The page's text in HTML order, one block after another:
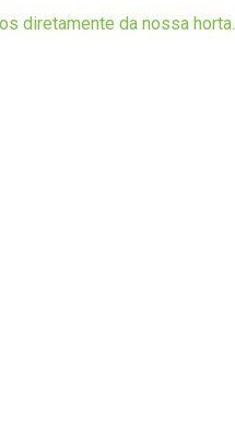
diretamente da nossa horta.